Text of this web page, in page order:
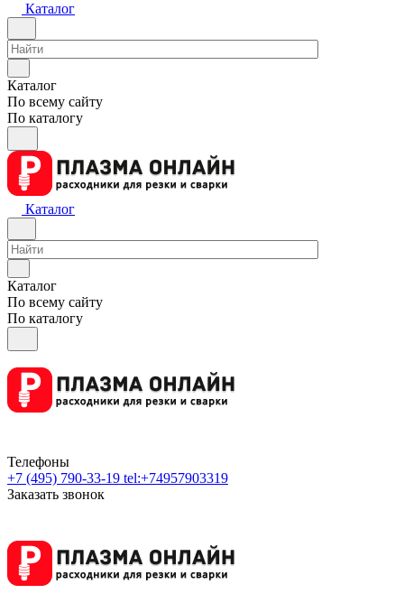
Каталог
Каталог
По всему сайту
По каталогу
Каталог
Каталог
По всему сайту
По каталогу
Телефоны
+7 (495) 790-33-19 tel:+74957903319
Заказать звонок